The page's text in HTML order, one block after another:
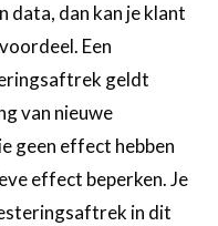
data, dan kan je klant
Een
geldt
van nieuwe
geen effect hebben
effect beperken. Je
in dit